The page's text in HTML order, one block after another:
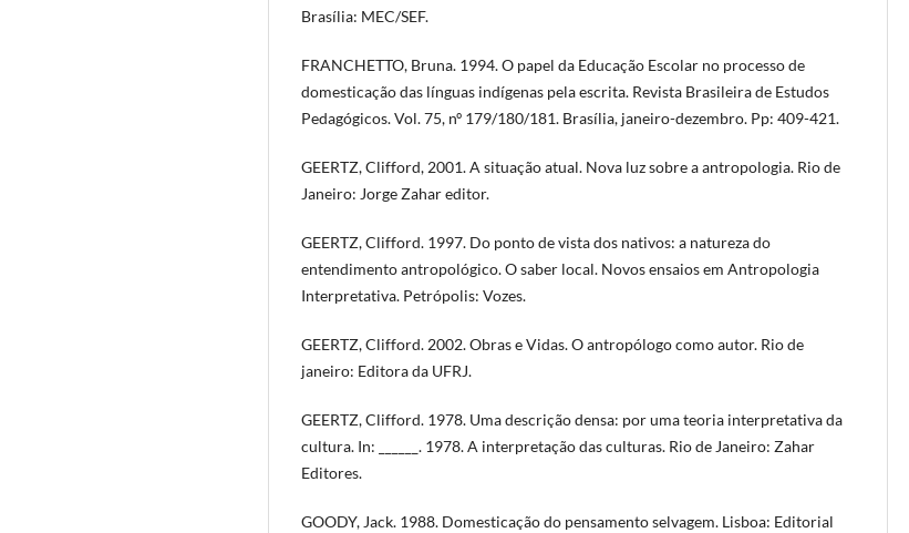
Brasília: MEC/SEF.
FRANCHETTO, Bruna. 1994. O papel da Educação Escolar no processo de
domesticação das línguas indígenas pela escrita. Revista Brasileira de Estudos
Pedagógicos. Vol. 75, nº 179/180/181. Brasília, janeiro-dezembro. Pp: 409-421.
GEERTZ, Clifford, 2001. A situação atual. Nova luz sobre a antropologia. Rio de
Janeiro: Jorge Zahar editor.
GEERTZ, Clifford. 1997. Do ponto de vista dos nativos: a natureza do
entendimento antropológico. O saber local. Novos ensaios em Antropologia
Interpretativa. Petrópolis: Vozes.
GEERTZ, Clifford. 2002. Obras e Vidas. O antropólogo como autor. Rio de
janeiro: Editora da UFRJ.
GEERTZ, Clifford. 1978. Uma descrição densa: por uma teoria interpretativa da
cultura. In: ______. 1978. A interpretação das culturas. Rio de Janeiro: Zahar
Editores.
GOODY, Jack. 1988. Domesticação do pensamento selvagem. Lisboa: Editorial